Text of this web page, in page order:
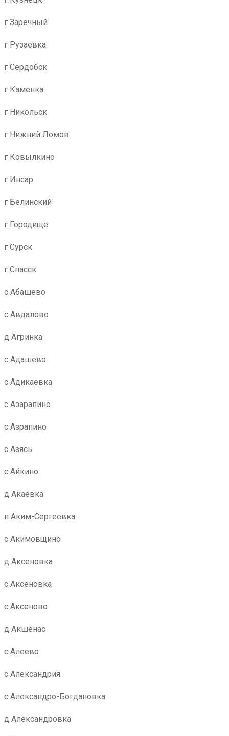
г Заречный
г Рузаевка
г Сердобск
г Каменка
г Никольск
г Нижний Ломов
г Ковылкино
г Инсар
г Белинский
г Городище
г Сурск
г Спасск
с Абашево
с Авдалово
д Агринка
с Адашево
с Адикаевка
с Азарапино
с Азрапино
с Азясь
с Айкино
д Акаевка
п Аким-Сергеевка
с Акимовщино
д Аксеновка
с Аксеновка
с Аксеново
д Акшенас
с Алеево
с Александрия
с Александро-Богдановка
д Александровка